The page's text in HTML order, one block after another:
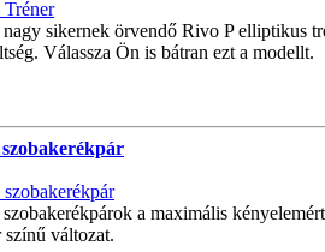
sikernek örvendő Rivo P elliptikus
Válassza Ön is bátran ezt a modellt.
a maximális
színű változat.